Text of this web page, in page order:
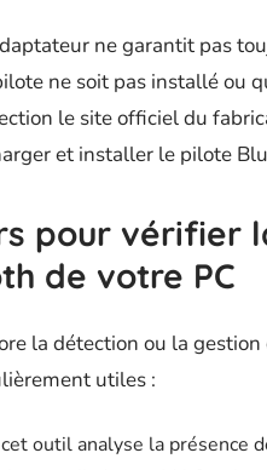
ne garantit pas
ne soit pas installé ou
le site officiel du
et installer le pilote
pour vérifier
de votre PC
la détection ou la
utiles :
outil analyse la présence